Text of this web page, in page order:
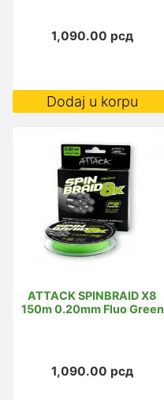
1,090.00 рсд
Dodaj u korpu
ATTACK SPINBRAID X8
150m 0.20mm Fluo Green
1,090.00 рсд